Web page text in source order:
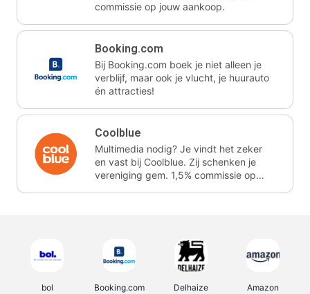
commissie op jouw aankoop.
Booking.com
Bij Booking.com boek je niet alleen je
verblijf, maar ook je vlucht, je huurauto
én attracties!
Coolblue
Multimedia nodig? Je vindt het zeker
en vast bij Coolblue. Zij schenken je
vereniging gem. 1,5% commissie op
bol Booking.com Delhaize Amazon